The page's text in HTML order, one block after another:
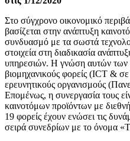
Στο σύγχρονο οικονομικό
βασίζεται στην ανάπτυξη
συνδυασμό με τα σωστά
στοιχεία στη διαδικασία
υπηρεσιών. Η γνώση αυτών των
βιομηχανικούς φορείς (ΙCΤ &
ερευνητικούς οργανισμούς
Επομένως, η συνεργασία τους
καινοτόμων προϊόντων με
19 φορείς έχουν ενώσει τις
σειρά συνεδρίων με το όνομα